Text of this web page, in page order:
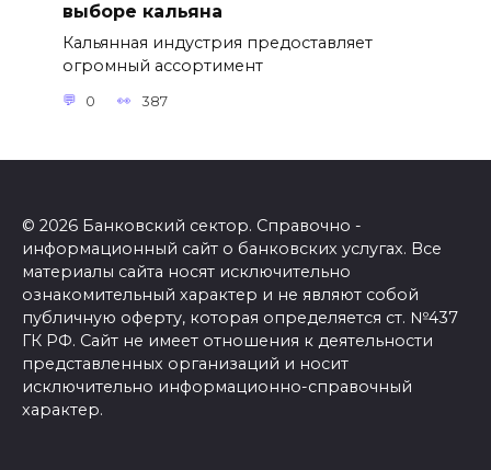
выборе кальяна
Кальянная индустрия предоставляет
огромный ассортимент
0 387
© 2026 Банковский сектор. Справочно -
информационный сайт о банковских услугах. Все
материалы сайта носят исключительно
ознакомительный характер и не являют собой
публичную оферту, которая определяется ст. №437
ГК РФ. Сайт не имеет отношения к деятельности
представленных организаций и носит
исключительно информационно-справочный
характер.